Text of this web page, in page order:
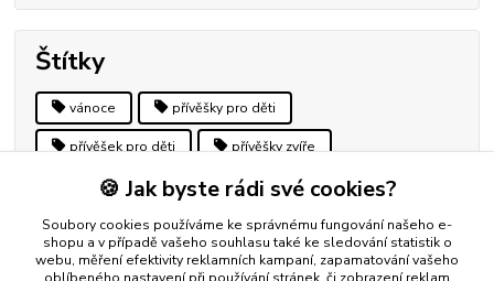
Štítky
vánoce přívěšky pro děti
přívěšek pro děti přívěšky zvíře
přívěšky zvířecím motiv přívěsky fotbal
kopačka sport sportovci
🍪 Jak byste rádi své cookies?
Soubory cookies používáme ke správnému fungování našeho e-
shopu a v případě vašeho souhlasu také ke sledování statistik o
webu, měření efektivity reklamních kampaní, zapamatování vašeho